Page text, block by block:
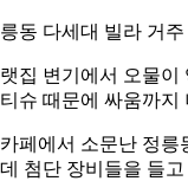
동 다세대 빌라 거주
집 변기에서 오물이
슈 때문에 싸움까지
페에서 소문난 정릉
첨단 장비들을 들